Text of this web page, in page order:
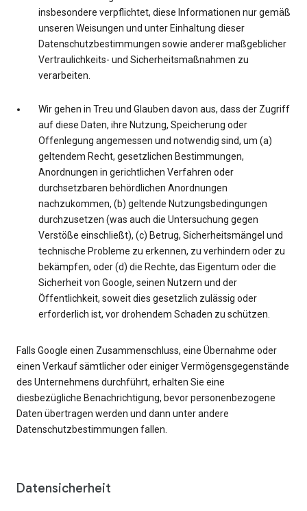
insbesondere verpflichtet, diese Informationen nur gemäß
unseren Weisungen und unter Einhaltung dieser
Datenschutzbestimmungen sowie anderer maßgeblicher
Vertraulichkeits- und Sicherheitsmaßnahmen zu
verarbeiten.
Wir gehen in Treu und Glauben davon aus, dass der Zugriff
auf diese Daten, ihre Nutzung, Speicherung oder
Offenlegung angemessen und notwendig sind, um (a)
geltendem Recht, gesetzlichen Bestimmungen,
Anordnungen in gerichtlichen Verfahren oder
durchsetzbaren behördlichen Anordnungen
nachzukommen, (b) geltende Nutzungsbedingungen
durchzusetzen (was auch die Untersuchung gegen
Verstöße einschließt), (c) Betrug, Sicherheitsmängel und
technische Probleme zu erkennen, zu verhindern oder zu
bekämpfen, oder (d) die Rechte, das Eigentum oder die
Sicherheit von Google, seinen Nutzern und der
Öffentlichkeit, soweit dies gesetzlich zulässig oder
erforderlich ist, vor drohendem Schaden zu schützen.
Falls Google einen Zusammenschluss, eine Übernahme oder
einen Verkauf sämtlicher oder einiger Vermögensgegenstände
des Unternehmens durchführt, erhalten Sie eine
diesbezügliche Benachrichtigung, bevor personenbezogene
Daten übertragen werden und dann unter andere
Datenschutzbestimmungen fallen.
Datensicherheit